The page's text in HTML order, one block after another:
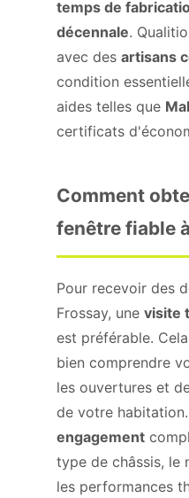
temps de
décennale.
avec des artisans
condition
aides telles que
certificats
Comment
fenêtre fiable
Pour recevoir des
Frossay, une visite
est préférable.
bien comprendre
les ouvertures et
de votre
engagement
type de châssis, le
les performances